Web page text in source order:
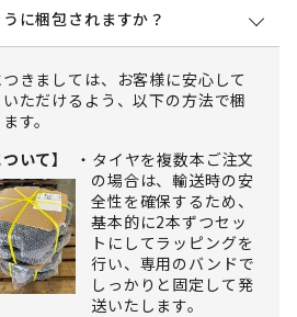
に梱包されますか？
きましては、お客様に安心して
ただけるよう、以下の方法で梱
す。
いて】
タイヤを複数本ご注文
の場合は、輸送時の安
全性を確保するため、
基本的に2本ずつセッ
トにしてラッピングを
行い、専用のバンドで
しっかりと固定して発
送いたします。